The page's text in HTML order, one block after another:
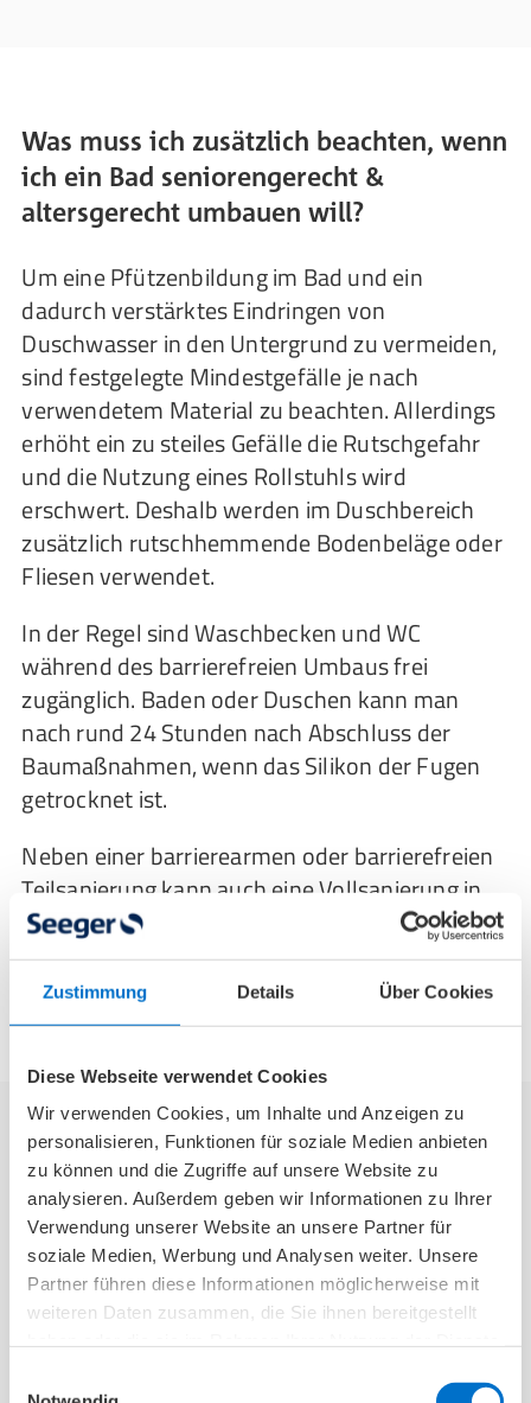
Zustimmung Details Über Cookies
Diese Webseite verwendet Cookies
Wir verwenden Cookies, um Inhalte und Anzeigen zu
personalisieren, Funktionen für soziale Medien anbieten
zu können und die Zugriffe auf unsere Website zu
analysieren. Außerdem geben wir Informationen zu Ihrer
Verwendung unserer Website an unsere Partner für
soziale Medien, Werbung und Analysen weiter. Unsere
Partner führen diese Informationen möglicherweise mit
weiteren Daten zusammen, die Sie ihnen bereitgestellt
Was muss ich zusätzlich beachten, wenn
ich ein Bad seniorengerecht &
altersgerecht umbauen will?
Um eine Pfützenbildung im Bad und ein
dadurch verstärktes Eindringen von
Duschwasser in den Untergrund zu vermeiden,
sind festgelegte Mindestgefälle je nach
verwendetem Material zu beachten. Allerdings
erhöht ein zu steiles Gefälle die Rutschgefahr
und die Nutzung eines Rollstuhls wird
erschwert. Deshalb werden im Duschbereich
zusätzlich rutschhemmende Bodenbeläge oder
Fliesen verwendet.
In der Regel sind Waschbecken und WC
während des barrierefreien Umbaus frei
zugänglich. Baden oder Duschen kann man
nach rund 24 Stunden nach Abschluss der
Baumaßnahmen, wenn das Silikon der Fugen
getrocknet ist.
Neben einer barrierearmen oder barrierefreien
Teilsanierung kann auch eine Vollsanierung in
Auftrag geben werden. Eine Vollsanierung des
Bades dauert in der Regel 2 bis 3 Wochen und
verursacht dementsprechend höhere Kosten.
Wer kann einen altersgerechten Umbau
des Badezimmers für mich
durchführen?
Es gibt Unternehmen, die sich auf den
barrierearmen oder barrierefreien Umbau
spezialisiert haben. Allerdings ist der reine